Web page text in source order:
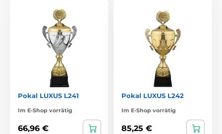
Pokal LUXUS L241
Im E-Shop vorrätig
66,96 €
Pokal LUXUS L242
Im E-Shop vorrätig
85,25 €